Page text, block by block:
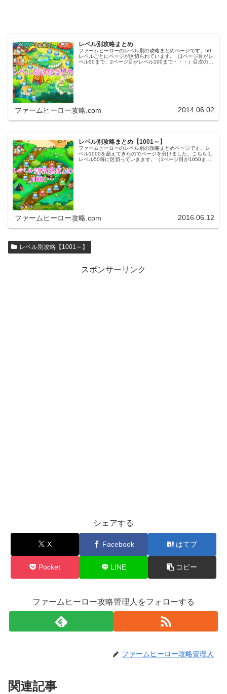
レベル別攻略まとめ
ファームヒーローのレベル別の攻略まとめページです。50
レベルごとにページが区切られています。（1ページ目がレ
ベル50まで、2ページ目がレベル100まで・・・）目次のリ
ファームヒーロー攻略.com 2014.06.02
レベル別攻略まとめ【1001～】
ファームヒーローのレベル別の攻略まとめページです。レ
ベル1000を超えてきたのでページを分けました。こちらも
レベル50毎に区切っていきます。（1ページ目が1050ま
ファームヒーロー攻略.com 2016.06.12
レベル別攻略【1001～】
スポンサーリンク
シェアする
X Facebook はてブ
Pocket LINE コピー
ファームヒーロー攻略管理人をフォローする
ファームヒーロー攻略管理人
関連記事